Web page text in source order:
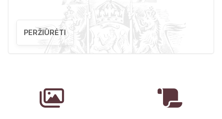
PERŽIŪRĖTI